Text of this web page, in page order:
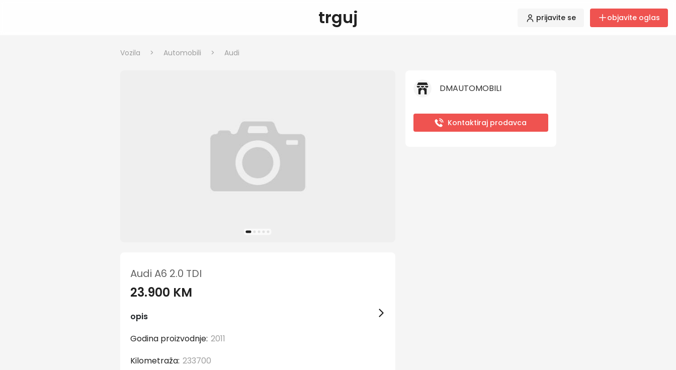
trguj prijavite se objavite oglas
Vozila > Automobili > Audi
Audi A6 2.0 TDI
23.900 KM
opis
Godina proizvodnje:
2011
Kilometraža:
233700
DMAUTOMOBILI
Kontaktiraj prodavca